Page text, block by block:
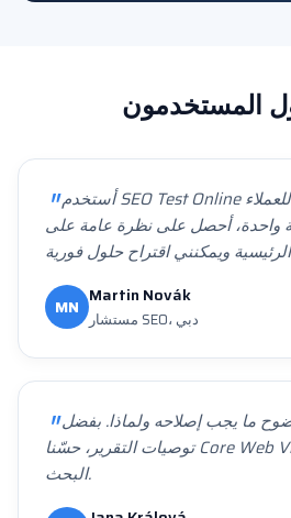
المستخدمون
أستخدم SEO Test Online للتدقيق الأولي السريع للعملاء
واحدة، أحصل على نظرة عامة على
MN Martin Novák
مستشار SEO، دبي
ما يجب إصلاحه ولماذا. بفضل
توصيات التقرير، حسّنا Core Web Vitals وظهورنا في
البحث.